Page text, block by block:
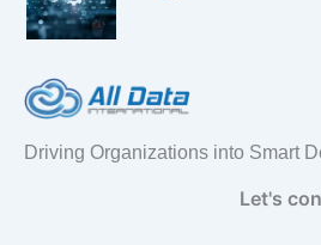
Driving Organizations into Smart
Let's